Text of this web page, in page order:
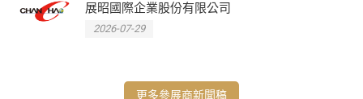
展昭國際企業股份有限公司
2026-07-29
更多參展商新聞稿